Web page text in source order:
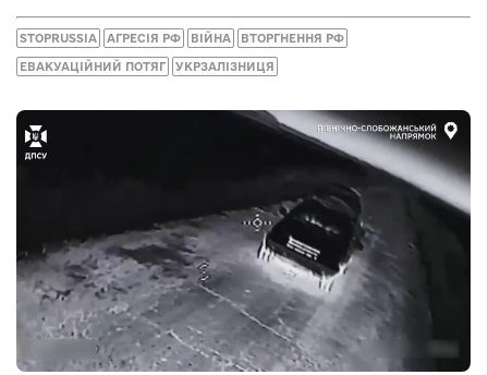
STOPRUSSIA АГРЕСІЯ РФ ВІЙНА ВТОРГНЕННЯ РФ
ЕВАКУАЦІЙНИЙ ПОТЯГ УКРЗАЛІЗНИЦЯ